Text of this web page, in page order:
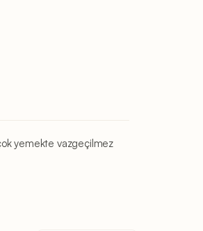
yemekte vazgeçilmez